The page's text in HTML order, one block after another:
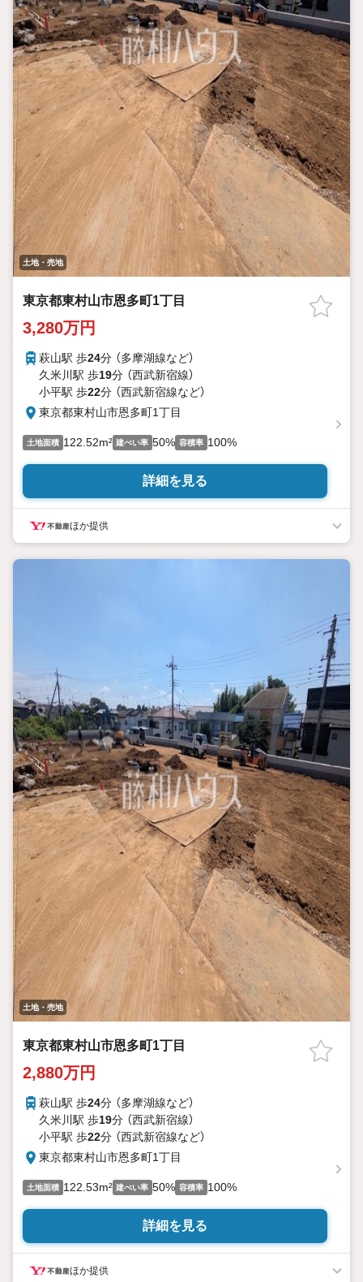
土地・売地
東京都東村山市恩多町1丁目
3,280万円
萩山駅 歩24分 （多摩湖線など）
久米川駅 歩19分 （西武新宿線）
小平駅 歩22分 （西武新宿線など）
東京都東村山市恩多町1丁目
土地面積 122.52m² 建ぺい率 50% 容積率 100%
詳細を見る
ほか提供
土地・売地
東京都東村山市恩多町1丁目
2,880万円
萩山駅 歩24分 （多摩湖線など）
久米川駅 歩19分 （西武新宿線）
小平駅 歩22分 （西武新宿線など）
東京都東村山市恩多町1丁目
土地面積 122.53m² 建ぺい率 50% 容積率 100%
詳細を見る
ほか提供